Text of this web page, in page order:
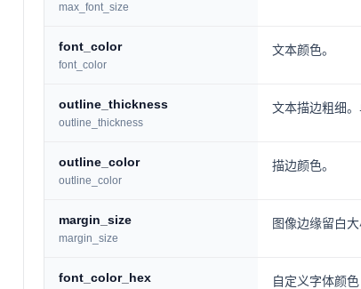
max_font_size
font_color
font_color
文本颜色。
outline_thickness
outline_thickness
文本描边粗细
outline_color
outline_color
描边颜色。
margin_size
margin_size
图像边缘留白大
font_color_hex 自定义字体颜色